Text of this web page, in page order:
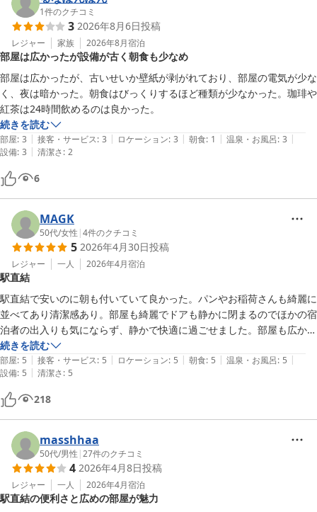
1件のクチコミ
3 2026年8月6日投稿
レジャー 家族 2026年8月宿泊
部屋は広かったが設備が古く朝食も少なめ
部屋は広かったが、古いせいか壁紙が剥がれており、部屋の電気が少な
く、夜は暗かった。朝食はびっくりするほど種類が少なかった。珈琲や
紅茶は24時間飲めるのは良かった。
続きを読む
部屋: 3 | 接客・サービス: 3 | ロケーション: 3 | 朝食: 1 | 温泉・お風呂: 3 |
設備: 3 | 清潔さ: 2
6
MAGK
50代/女性 |4件のクチコミ
5 2026年4月30日投稿
レジャー 一人 2026年4月宿泊
駅直結
駅直結で安いのに朝も付いていて良かった。パンやお稲荷さんも綺麗に
並べてあり清潔感あり。部屋も綺麗でドアも静かに閉まるのでほかの宿
泊者の出入りも気にならず、静かで快適に過ごせました。部屋も広かっ
た。また機会があれば利用したい。
続きを読む
部屋: 5 | 接客・サービス: 5 | ロケーション: 5 | 朝食: 5 | 温泉・お風呂: 5 |
設備: 5 | 清潔さ: 5
218
masshhaa
50代/男性 |27件のクチコミ
4 2026年4月8日投稿
レジャー 一人 2026年4月宿泊
駅直結の便利さと広めの部屋が魅力